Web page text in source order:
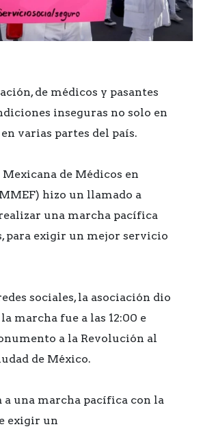
de médicos y pasantes
inseguras no solo en
varias partes del país.
de Médicos en
hizo un llamado a
una marcha pacífica
para exigir un mejor servicio
sociales, la asociación dio
marcha fue a las 12:00 e
a la Revolución al
de México.
a una marcha pacífica con la
exigir un